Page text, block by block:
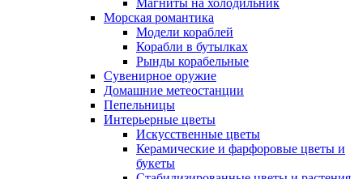
Магниты на холодильник
Морская романтика
Модели кораблей
Корабли в бутылках
Рынды корабельные
Сувенирное оружие
Домашние метеостанции
Пепельницы
Интерьерные цветы
Искусственные цветы
Керамические и фарфоровые цветы и
букеты